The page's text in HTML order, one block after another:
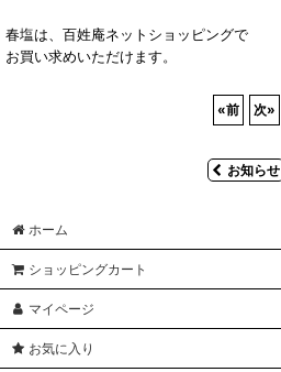
春塩は、百姓庵ネットショッピングで
お買い求めいただけます。
«前 次»
お知らせ
ホーム
ショッピングカート
マイページ
お気に入り